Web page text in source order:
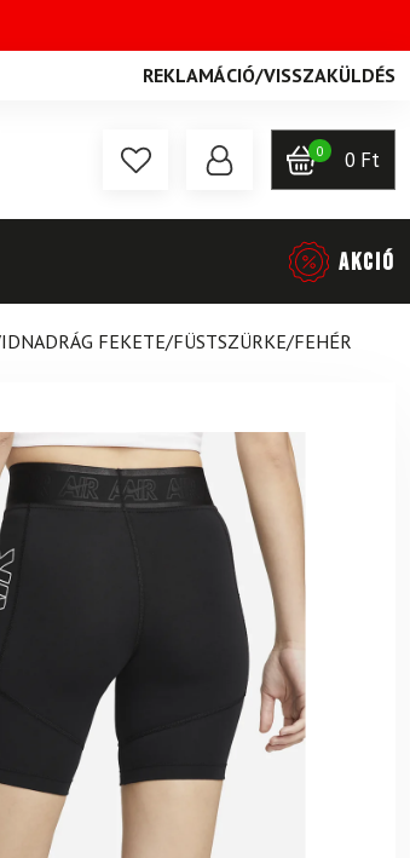
REKLAMÁCIÓ/VISSZAKÜLDÉS
0 0 Ft
AKCIÓ
FEKETE/FÜSTSZÜRKE/FEHÉR